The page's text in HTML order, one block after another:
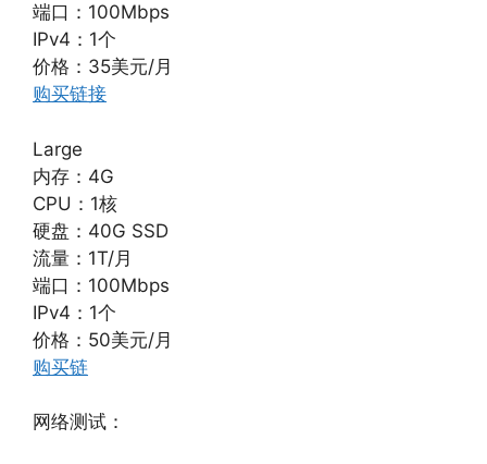
端口：100Mbps
IPv4：1个
价格：35美元/月
购买链接
Large
内存：4G
CPU：1核
硬盘：40G SSD
流量：1T/月
端口：100Mbps
IPv4：1个
价格：50美元/月
购买链
网络测试：